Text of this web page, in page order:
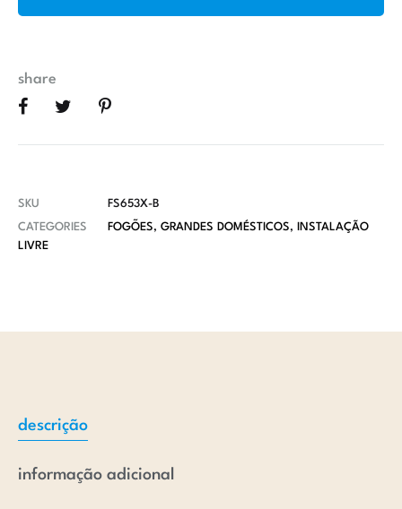
share
SKU
FS653X-B
CATEGORIES
FOGÕES, GRANDES DOMÉSTICOS,
INSTALAÇÃO
LIVRE
descrição
informação adicional